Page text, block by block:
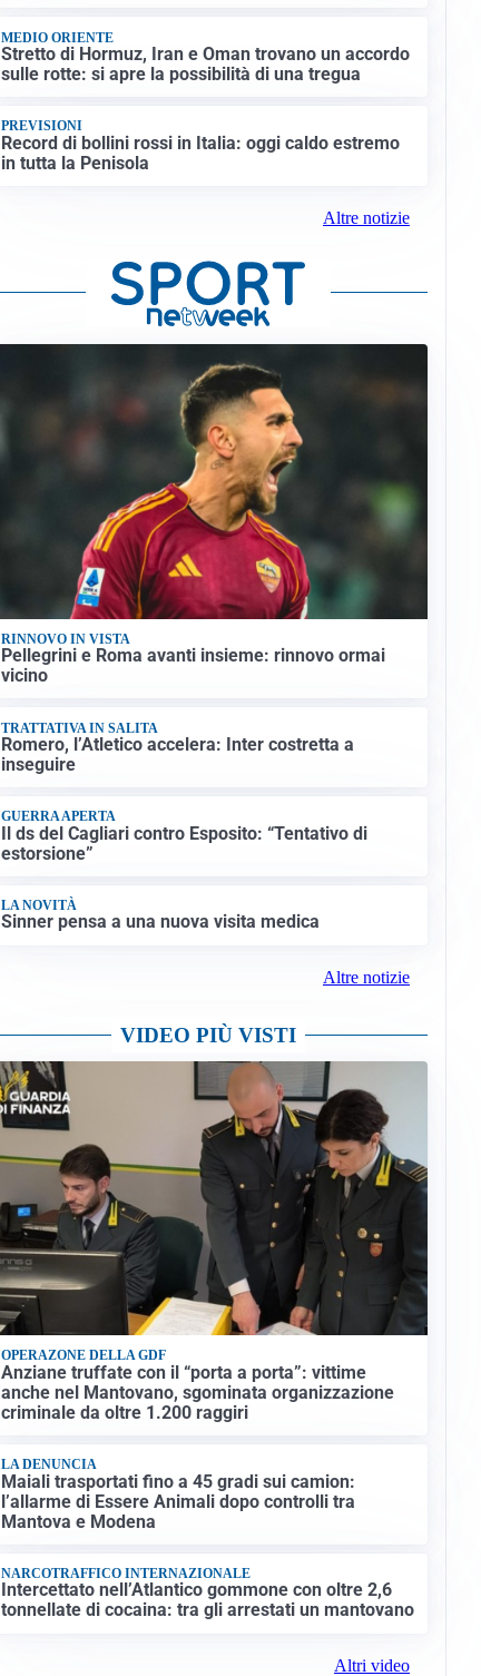
MEDIO ORIENTE
Stretto di Hormuz, Iran e Oman trovano un accordo
sulle rotte: si apre la possibilità di una tregua
PREVISIONI
Record di bollini rossi in Italia: oggi caldo estremo
in tutta la Penisola
Altre notizie
RINNOVO IN VISTA
Pellegrini e Roma avanti insieme: rinnovo ormai
vicino
TRATTATIVA IN SALITA
Romero, l’Atletico accelera: Inter costretta a
inseguire
GUERRA APERTA
Il ds del Cagliari contro Esposito: “Tentativo di
estorsione”
LA NOVITÀ
Sinner pensa a una nuova visita medica
Altre notizie
VIDEO PIÙ VISTI
OPERAZONE DELLA GDF
Anziane truffate con il “porta a porta”: vittime
anche nel Mantovano, sgominata organizzazione
criminale da oltre 1.200 raggiri
LA DENUNCIA
Maiali trasportati fino a 45 gradi sui camion:
l’allarme di Essere Animali dopo controlli tra
Mantova e Modena
NARCOTRAFFICO INTERNAZIONALE
Intercettato nell’Atlantico gommone con oltre 2,6
tonnellate di cocaina: tra gli arrestati un mantovano
Altri video